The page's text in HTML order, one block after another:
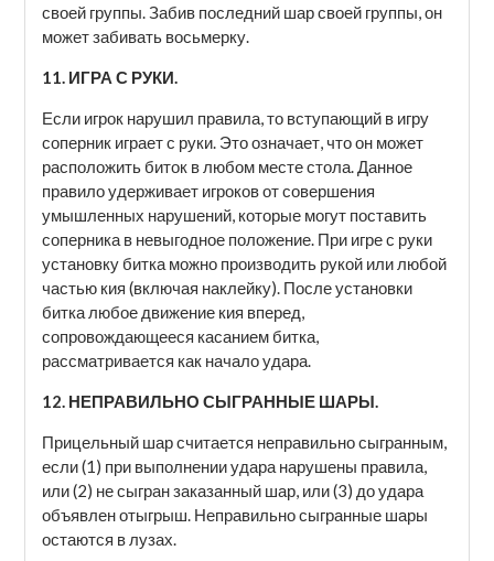
своей группы. Забив последний шар своей группы, он
может забивать восьмерку.
11. ИГРА С РУКИ.
Если игрок нарушил правила, то вступающий в игру
соперник играет с руки. Это означает, что он может
расположить биток в любом месте стола. Данное
правило удерживает игроков от совершения
умышленных нарушений, которые могут поставить
соперника в невыгодное положение. При игре с руки
установку битка можно производить рукой или любой
частью кия (включая наклейку). После установки
битка любое движение кия вперед,
сопровождающееся касанием битка,
рассматривается как начало удара.
12. НЕПРАВИЛЬНО СЫГРАННЫЕ ШАРЫ.
Прицельный шар считается неправильно сыгранным,
если (1) при выполнении удара нарушены правила,
или (2) не сыгран заказанный шар, или (3) до удара
объявлен отыгрыш. Неправильно сыгранные шары
остаются в лузах.